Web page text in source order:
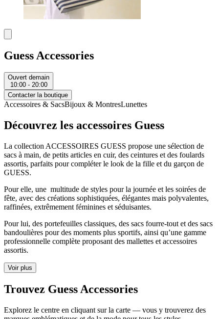
Guess Accessories
Ouvert demain
10:00 - 20:00
Contacter la boutique
Accessoires & SacsBijoux & MontresLunettes
Découvrez les accessoires Guess
La collection ACCESSOIRES GUESS propose une sélection de
sacs à main, de petits articles en cuir, des ceintures et des foulards
assortis, parfaits pour compléter le look de la fille et du garçon de
GUESS.
Pour elle, une multitude de styles pour la journée et les soirées de
fête, avec des créations sophistiquées, élégantes mais polyvalentes,
raffinées, extrêmement féminines et séduisantes.
Pour lui, des portefeuilles classiques, des sacs fourre-tout et des sacs
bandoulières pour des moments plus sportifs, ainsi qu’une gamme
professionnelle complète proposant des mallettes et accessoires
assortis.
Voir plus
Trouvez Guess Accessories
Explorez le centre en cliquant sur la carte — vous y trouverez des